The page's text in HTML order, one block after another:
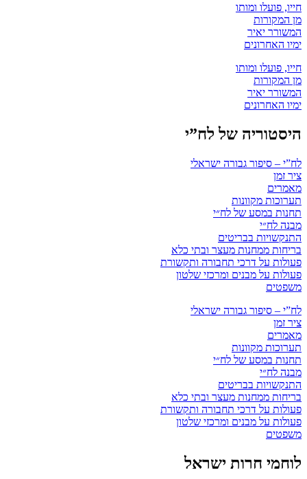
חייו, פועלו ומותו
מן המקורות
המשורר יאיר
ימיו האחרונים
חייו, פועלו ומותו
מן המקורות
המשורר יאיר
ימיו האחרונים
היסטוריה של לח”י
לח”י – סיפור גבורה ישראלי
ציר זמן
מאמרים
תערוכות מקוונות
תחנות במסע של לח״י
מבנה לח״י
התנקשויות בבריטים
בריחות ממחנות מעצר ובתי כלא
פעולות על דרכי תחבורה ותקשורת
פעולות על מבנים ומרכזי שלטון
משפטים
לח”י – סיפור גבורה ישראלי
ציר זמן
מאמרים
תערוכות מקוונות
תחנות במסע של לח״י
מבנה לח״י
התנקשויות בבריטים
בריחות ממחנות מעצר ובתי כלא
פעולות על דרכי תחבורה ותקשורת
פעולות על מבנים ומרכזי שלטון
משפטים
לוחמי חרות ישראל